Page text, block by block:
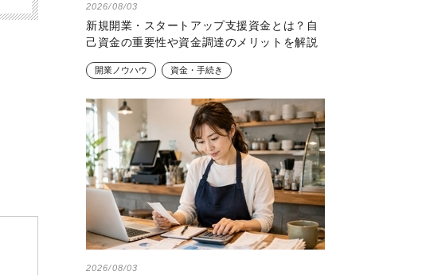
2026/08/03
新規開業・スタートアップ支援資金とは？自
己資金の重要性や資金調達のメリットを解説
開業ノウハウ 資金・手続き
2026/08/03